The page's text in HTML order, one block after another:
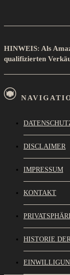
HINWEIS: Als
qualifizierten
DISCLAIMER
IMPRESSUM
KONTAKT
HISTORIE